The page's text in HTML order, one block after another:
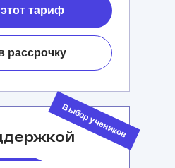
тариф
рассрочку
Выбор учеников